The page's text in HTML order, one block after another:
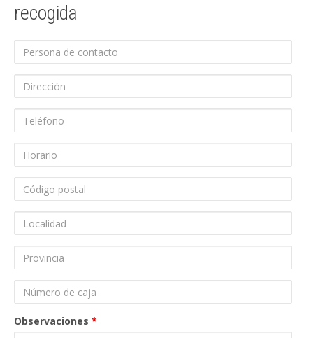
recogida
Persona
de
contacto
Dirección
Telefono
Horario
Código
Postal
Localidad
Provincia
Número
de
caja
Observaciones *